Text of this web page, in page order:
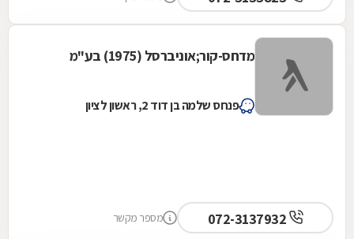
מדחס-קור;אוניברסל (1975) בע"מ
פנחס שלמה בן דוד 2, ראשון לציון
מספר מקשר